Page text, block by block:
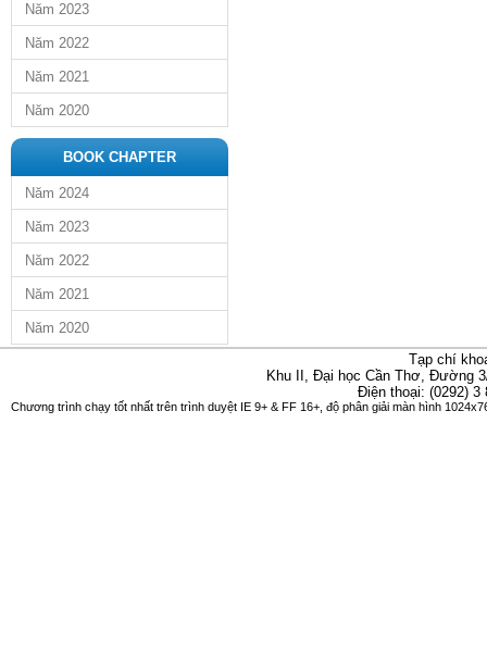
Năm 2023
Năm 2022
Năm 2021
Năm 2020
BOOK CHAPTER
Năm 2024
Năm 2023
Năm 2022
Năm 2021
Năm 2020
Tạp chí
Khu II, Đại học Cần Thơ, Đường
Điện thoại: (0292)
Chương trình chạy tốt nhất trên trình duyệt IE 9+ & FF 16+, độ phân giải màn hình